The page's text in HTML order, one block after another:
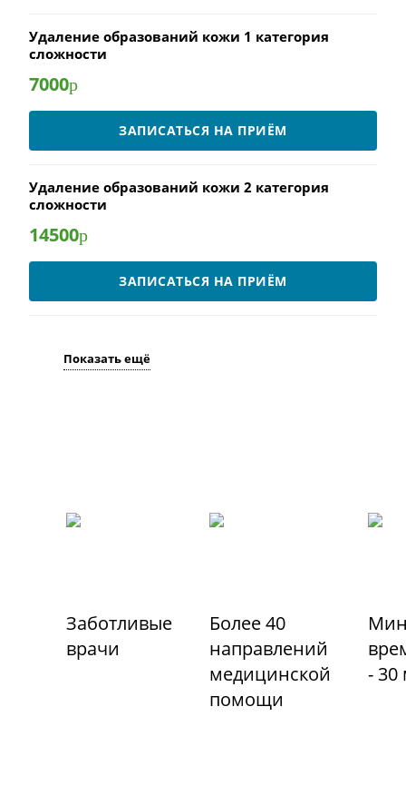
Удаление образований кожи 1 категория
сложности
7000р
ЗАПИСАТЬСЯ НА ПРИЁМ
Удаление образований кожи 2 категория
сложности
14500р
ЗАПИСАТЬСЯ НА ПРИЁМ
Показать ещё
Заботливые
врачи
Более 40
направлений
медицинской
помощи
- 30